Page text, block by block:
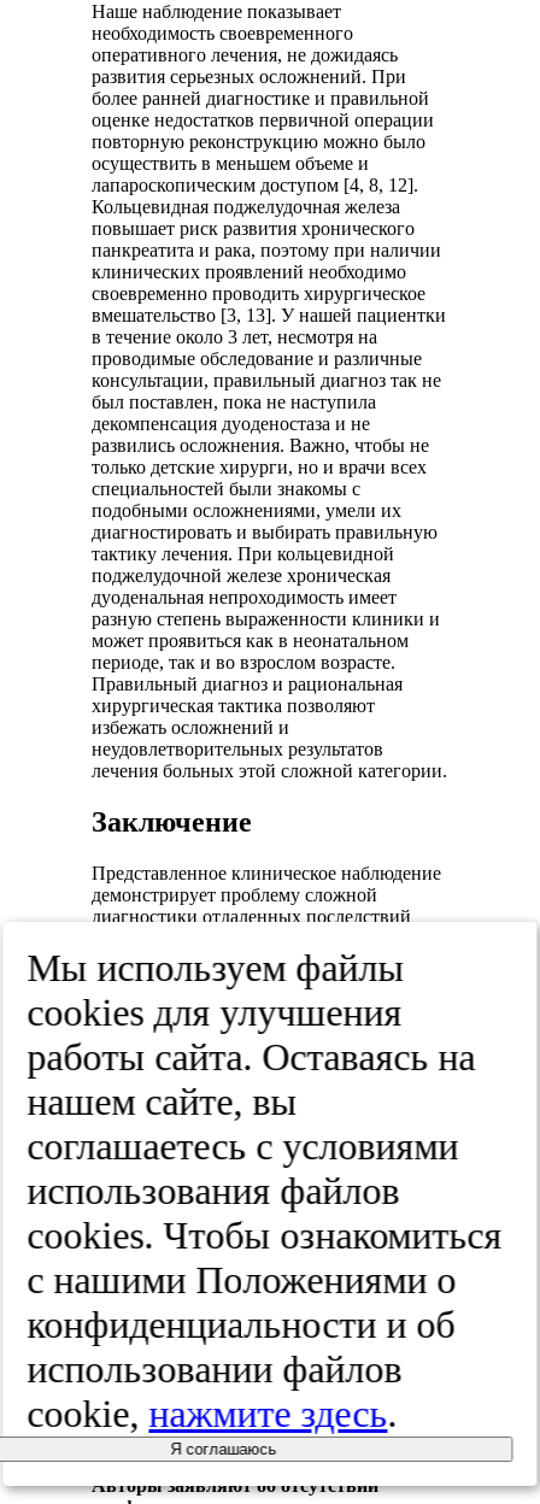
Наше наблюдение показывает
необходимость своевременного
оперативного лечения, не дожидаясь
развития серьезных осложнений. При
более ранней диагностике и правильной
оценке недостатков первичной операции
повторную реконструкцию можно было
осуществить в меньшем объеме и
лапароскопическим доступом [4, 8, 12].
Кольцевидная поджелудочная железа
повышает риск развития хронического
панкреатита и рака, поэтому при наличии
клинических проявлений необходимо
своевременно проводить хирургическое
вмешательство [3, 13]. У нашей пациентки
в течение около 3 лет, несмотря на
проводимые обследование и различные
консультации, правильный диагноз так не
был поставлен, пока не наступила
декомпенсация дуоденостаза и не
развились осложнения. Важно, чтобы не
только детские хирурги, но и врачи всех
специальностей были знакомы с
подобными осложнениями, умели их
диагностировать и выбирать правильную
тактику лечения. При кольцевидной
поджелудочной железе хроническая
дуоденальная непроходимость имеет
разную степень выраженности клиники и
может проявиться как в неонатальном
периоде, так и во взрослом возрасте.
Правильный диагноз и рациональная
хирургическая тактика позволяют
избежать осложнений и
неудовлетворительных результатов
лечения больных этой сложной категории.
Заключение
Представленное клиническое наблюдение
демонстрирует проблему сложной
диагностики отдаленных последствий
Несовершенство первичной операции
привело к развитию новых изменений,
которые постепенно прогрессировали и
приобрели осложненный характер.
Взрослые пациенты с ранее выявленной
врожденной дуоденальной
непроходимостью по-прежнему требуют
диспансерного наблюдения.
Участие авторов:
Концепция и дизайн, выполнение
оперативного вмешательства —
Котельникова Л.П.
Обследование и послеоперационное
ведение пациентки — Шатрова Н.А.
Обследование пациентки в отдаленном
периоде — Репин М.В.
Написание статьи — Репин М.В.
Редактирование — Котельникова Л.П.
Авторы заявляют об отсутствии
Мы используем файлы
cооkies для улучшения
работы сайта. Оставаясь на
нашем сайте, вы
соглашаетесь с условиями
использования файлов
cооkies. Чтобы ознакомиться
с нашими Положениями о
конфиденциальности и об
использовании файлов
cookie,нажмите здесь.
Я соглашаюсь